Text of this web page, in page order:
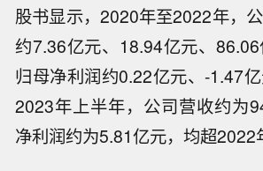
股书显示，2020年至2022年，
约7.36亿元、18.94亿元、
归母净利润约0.22亿元、-1.47亿
2023年上半年，公司营收约为
净利润约为5.81亿元，均超2022